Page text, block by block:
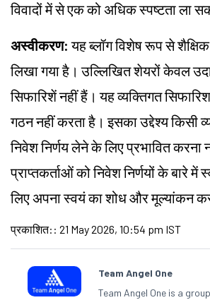
विवादों में से एक को अधिक स्पष्टता ला
अस्वीकरण:यह ब्लॉग विशेष रूप से शैक्षिक
लिखा गया है। उल्लिखित शेयरों केवल
सिफारिशें नहीं हैं। यह व्यक्तिगत
गठन नहीं करता है। इसका उद्देश्य किसी
निवेश निर्णय लेने के लिए प्रभावित करना
प्राप्तकर्ताओं को निवेश निर्णयों के बारे में
लिए अपना स्वयं का शोध और मूल्यांकन
प्रकाशित: : 21 May 2026, 10:54 pm IST
Team Angel One
Team Angel One is a